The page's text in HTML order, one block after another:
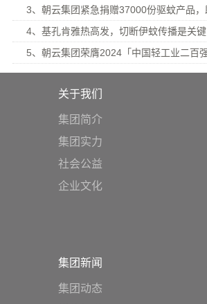
4、基孔肯雅热高发，切断伊蚊传播是关键
关于我们
集团简介
集团实力
社会公益
企业文化
集团新闻
集团动态